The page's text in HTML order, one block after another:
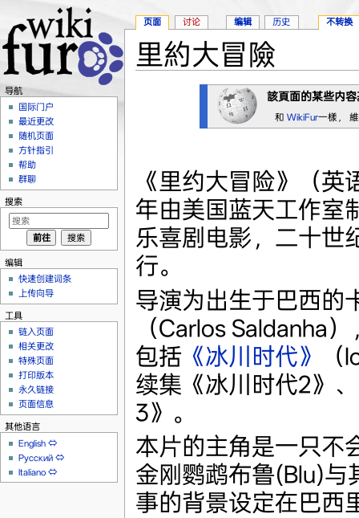
里約大冒險
該頁面的某些内
和 WikiFur一樣，
《里约大冒险》（英
年由美国蓝天工作室
乐喜剧电影，二十世
行。
导演为出生于巴西的
（Carlos Saldanha
包括 《冰川时代》
续集《冰川时代2》
3》。
本片的主角是一只不
金刚鹦鹉布鲁(Blu)与
事的背景设定在巴西
页面 讨论 编辑 历史 不转换
导航
国际门户
最近更改
随机页面
方针指引
帮助
群聊
搜索
编辑
快速创建词条
上传向导
工具
链入页面
相关更改
特殊页面
打印版本
永久链接
页面信息
其他语言
English ⇔
Русский ⇔
Italiano ⇔